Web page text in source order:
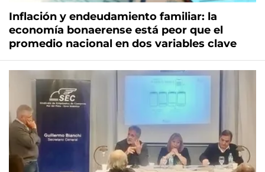
Inflación y endeudamiento familiar: la
economía bonaerense está peor que el
promedio nacional en dos variables clave